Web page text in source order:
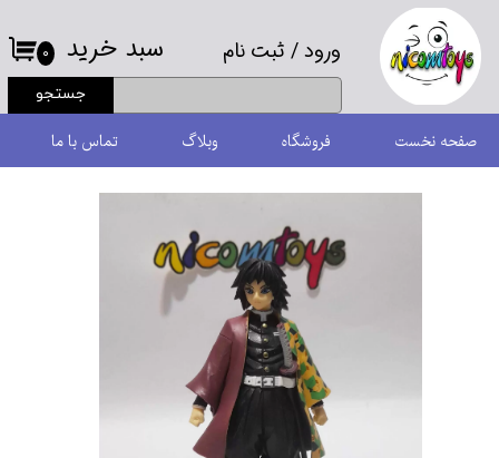
ورود/ ثبت نام
حساب کاربری من
تغییر گذر واژه
سفارشات
جستجو
۰ سبد خرید
صفحه نخست فروشگاه وبلاگ تماس با ما